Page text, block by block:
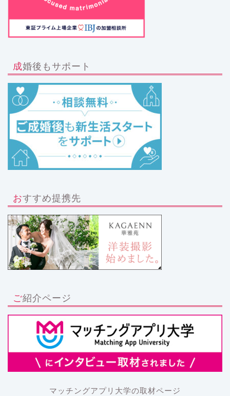
成婚後もサポート
おすすめ提携先
ご紹介ページ
マッチングアプリ大学の取材ページ